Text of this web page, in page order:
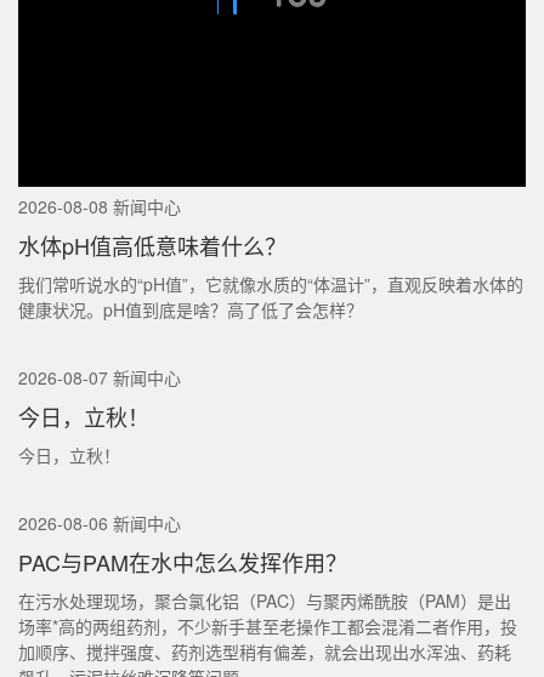
2026-08-08 新闻中心
水体pH值高低意味着什么？
我们常听说水的“pH值”，它就像水质的“体温计”，直观反映着水体的
健康状况。pH值到底是啥？高了低了会怎样？
2026-08-07 新闻中心
今日，立秋！
今日，立秋！
2026-08-06 新闻中心
PAC与PAM在水中怎么发挥作用？
在污水处理现场，聚合氯化铝（PAC）与聚丙烯酰胺（PAM）是出
场率*高的两组药剂，不少新手甚至老操作工都会混淆二者作用，投
加顺序、搅拌强度、药剂选型稍有偏差，就会出现出水浑浊、药耗